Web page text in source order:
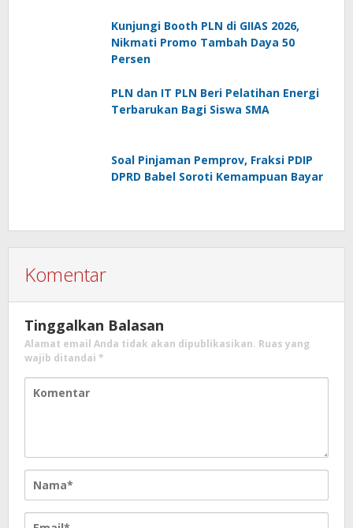
Kunjungi Booth PLN di GIIAS 2026,
Nikmati Promo Tambah Daya 50
Persen
PLN dan IT PLN Beri Pelatihan Energi
Terbarukan Bagi Siswa SMA
Soal Pinjaman Pemprov, Fraksi PDIP
DPRD Babel Soroti Kemampuan Bayar
Komentar
Tinggalkan Balasan
Alamat email Anda tidak akan dipublikasikan. Ruas yang
wajib ditandai *